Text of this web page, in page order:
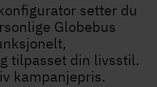
setter du
Globebus
tilpasset din livsstil.
kampanjepris.